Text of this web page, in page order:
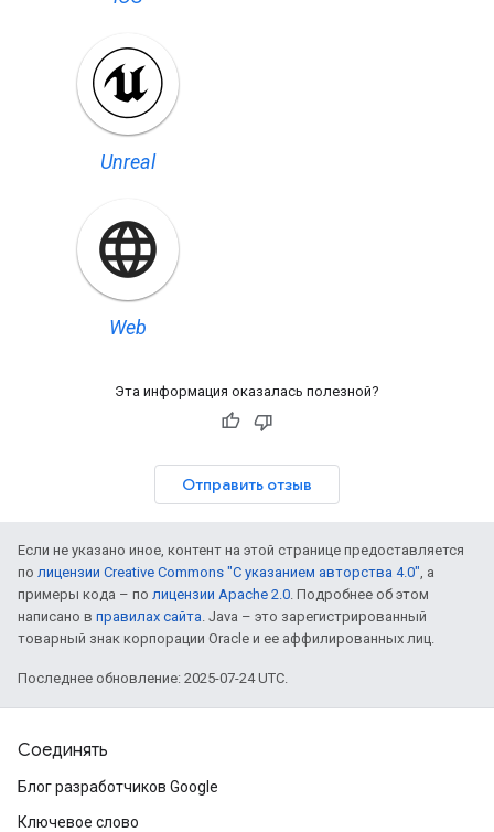
Unreal
Web
Эта информация оказалась полезной?
Отправить отзыв
Если не указано иное, контент на этой странице предоставляется
по лицензии Creative Commons "С указанием авторства 4.0" , а
примеры кода – по лицензии Apache 2.0 . Подробнее об этом
написано в правилах сайта . Java – это зарегистрированный
товарный знак корпорации Oracle и ее аффилированных лиц.
Последнее обновление: 2025-07-24 UTC.
Соединять
Блог разработчиков Google
Ключевое слово